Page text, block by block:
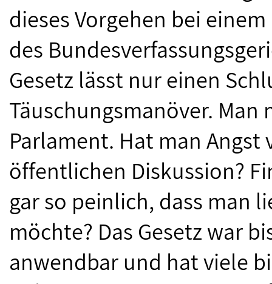
dieses Vorgehen bei
des
Gesetz lässt nur einen
Täuschungsmanöver.
Parlament. Hat man
öffentlichen Diskussion?
gar so peinlich, dass man
möchte? Das Gesetz war
anwendbar und hat viele